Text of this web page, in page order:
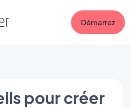
Démarrez
pour créer